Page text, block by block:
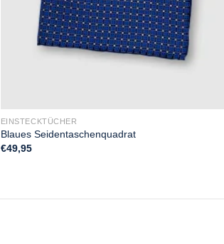
EINSTECKTÜCHER
Blaues Seidentaschenquadrat
€49,95